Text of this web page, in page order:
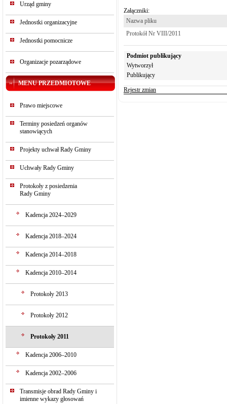
Urząd gminy
Jednostki organizacyjne
Jednostki pomocnicze
Organizacje pozarządowe
MENU PRZEDMIOTOWE
Prawo miejscowe
Terminy posiedzeń organów
stanowiących
Projekty uchwał Rady Gminy
Uchwały Rady Gminy
Protokoły z posiedzenia
Rady Gminy
Kadencja 2024–2029
Kadencja 2018–2024
Kadencja 2014–2018
Kadencja 2010–2014
Protokoły 2013
Protokoły 2012
Protokoły 2011
Kadencja 2006–2010
Kadencja 2002–2006
Transmisje obrad Rady Gminy i
imienne wykazy głosowań
Załączniki:
Nazwa pliku
Protokół Nr VIII/2011
Podmiot publikujący
Wytworzył
Publikujący
Rejestr zmian